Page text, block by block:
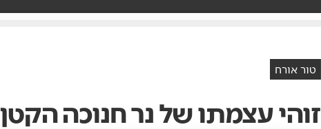
טור אורח
זוהי עצמתו של נר חנוכה הקטן